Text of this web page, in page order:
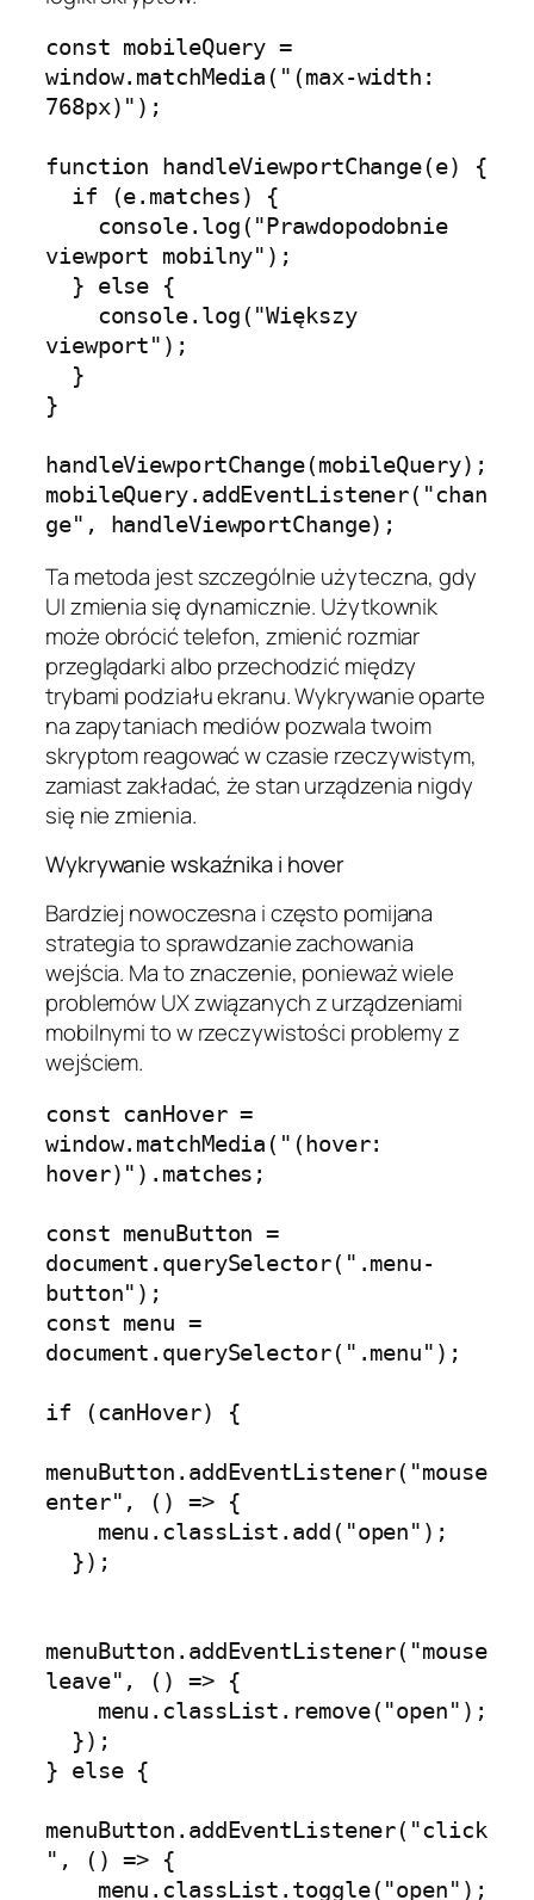
const mobileQuery =
window.matchMedia("(max-width:
768px)");
function handleViewportChange(e) {
viewport mobilny");
viewport");
}
handleViewportChange(mobileQuery);
mobileQuery.addEventListener("chan
Ta metoda jest szczególnie użyteczna, gdy
UI zmienia się dynamicznie. Użytkownik
może obrócić telefon, zmienić rozmiar
przeglądarki albo przechodzić między
trybami podziału ekranu. Wykrywanie oparte
na zapytaniach mediów pozwala twoim
skryptom reagować w czasie rzeczywistym,
zamiast zakładać, że stan urządzenia nigdy
się nie zmienia.
Wykrywanie wskaźnika i hover
Bardziej nowoczesna i często pomijana
strategia to sprawdzanie zachowania
wejścia. Ma to znaczenie, ponieważ wiele
problemów UX związanych z urządzeniami
mobilnymi to w rzeczywistości problemy z
wejściem.
const canHover =
window.matchMedia("(hover:
hover)").matches;
const menuButton =
document.querySelector(".menu-
button");
const menu =
document.querySelector(".menu");
if (canHover) {
menuButton.addEventListener("mouse
enter", () => {
menuButton.addEventListener("mouse
leave", () => {
} else {
menuButton.addEventListener("click
", () => {